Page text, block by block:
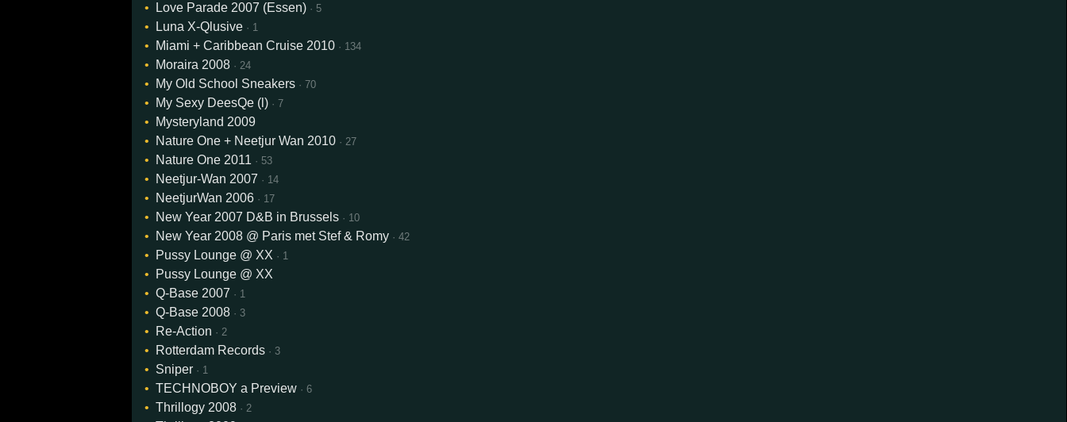
Love Parade 2007 (Essen) · 5
Luna X-Qlusive · 1
Miami + Caribbean Cruise 2010 · 134
Moraira 2008 · 24
My Old School Sneakers · 70
My Sexy DeesQe (l) · 7
Mysteryland 2009
Nature One + Neetjur Wan 2010 · 27
Nature One 2011 · 53
Neetjur-Wan 2007 · 14
NeetjurWan 2006 · 17
New Year 2007 D&B in Brussels · 10
New Year 2008 @ Paris met Stef & Romy · 42
Pussy Lounge @ XX · 1
Pussy Lounge @ XX
Q-Base 2007 · 1
Q-Base 2008 · 3
Re-Action · 2
Rotterdam Records · 3
Sniper · 1
TECHNOBOY a Preview · 6
Thrillogy 2008 · 2